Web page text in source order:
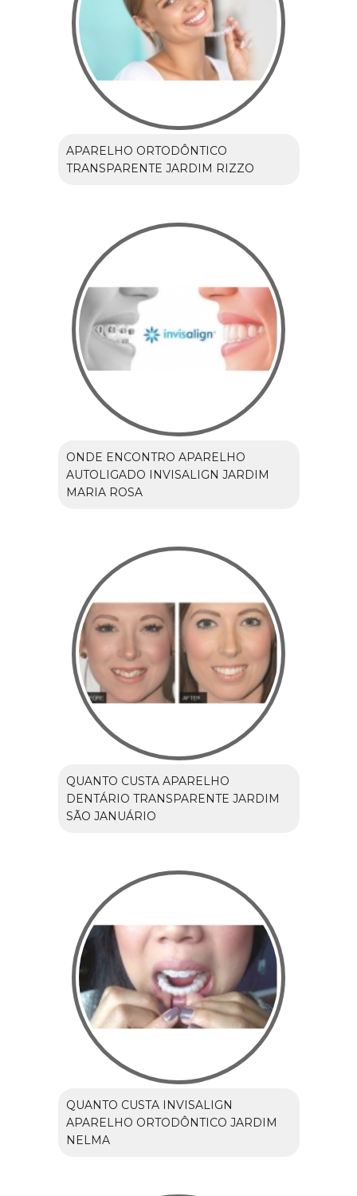
APARELHO ORTODÔNTICO
TRANSPARENTE JARDIM RIZZO
ONDE ENCONTRO APARELHO
AUTOLIGADO INVISALIGN JARDIM
MARIA ROSA
QUANTO CUSTA APARELHO
DENTÁRIO TRANSPARENTE JARDIM
SÃO JANUÁRIO
QUANTO CUSTA INVISALIGN
APARELHO ORTODÔNTICO JARDIM
NELMA